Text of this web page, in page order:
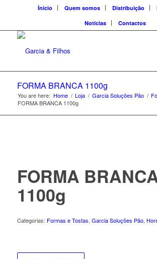
Ínicio Quem somos Distribuição
Notícias
Contactos
FORMA BRANCA 1100g
You are here: Home / Loja / Garcia Soluções Pão /
FORMA BRANCA 1100g
FORMA
1100g
Categorias: Formas e Tostas, Garcia Soluções Pão,